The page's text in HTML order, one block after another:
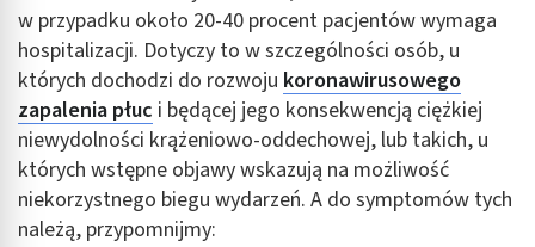
w przypadku około 20-40 procent pacjentów wymaga
hospitalizacji. Dotyczy to w szczególności osób, u
których dochodzi do rozwoju koronawirusowego
zapalenia płuc i będącej jego konsekwencją ciężkiej
niewydolności krążeniowo-oddechowej, lub takich, u
których wstępne objawy wskazują na możliwość
niekorzystnego biegu wydarzeń. A do symptomów tych
należą, przypomnijmy: